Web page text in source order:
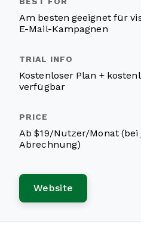
Am besten geeignet für
E-Mail-Kampagnen
Kostenloser Plan +
verfügbar
Ab $19/Nutzer/Monat
Abrechnung)
Website